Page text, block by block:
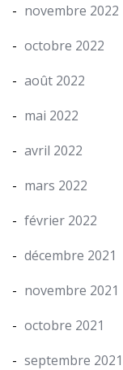
novembre 2022
octobre 2022
août 2022
mai 2022
avril 2022
mars 2022
février 2022
décembre 2021
novembre 2021
octobre 2021
septembre 2021